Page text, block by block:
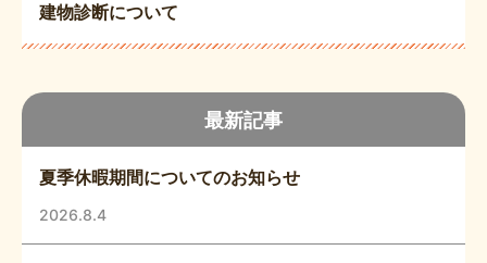
最新記事
夏季休暇期間についてのお知らせ
2026.8.4
建物診断について